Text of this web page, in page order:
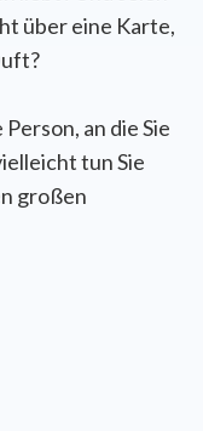
über eine Karte,
an die Sie
tun Sie
großen